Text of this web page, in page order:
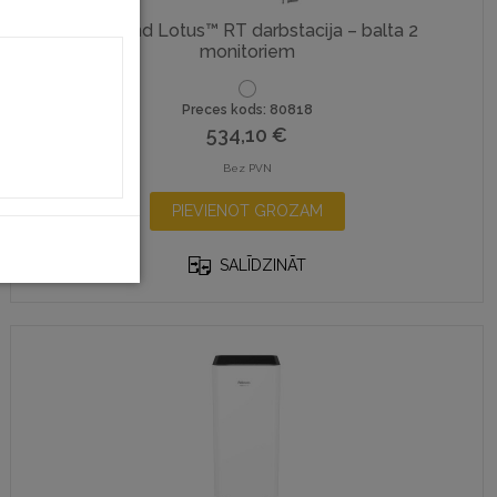
Sit-Stand Lotus™ RT darbstacija – balta 2
monitoriem
Preces kods: 80818
534,10€
Bez PVN
PIEVIENOT GROZAM
SALĪDZINĀT